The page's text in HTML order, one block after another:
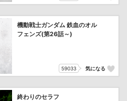
機動戦士ガンダム 鉄血のオル
フェンズ(第26話～)
59033 気になる
終わりのセラフ